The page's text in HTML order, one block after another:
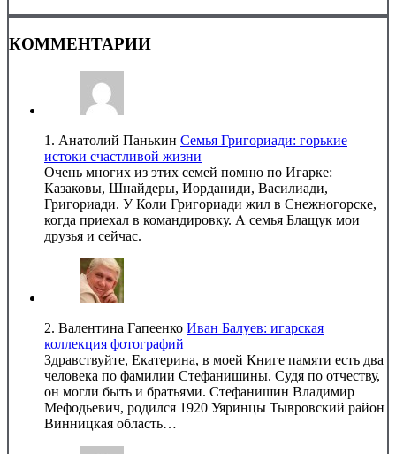
КОММЕНТАРИИ
1. Анатолий Панькин Семья Григориади: горькие
истоки счастливой жизни
Очень многих из этих семей помню по Игарке:
Казаковы, Шнайдеры, Иорданиди, Василиади,
Григориади. У Коли Григориади жил в Снежногорске,
когда приехал в командировку. А семья Блащук мои
друзья и сейчас.
2. Валентина Гапеенко Иван Балуев: игарская
коллекция фотографий
Здравствуйте, Екатерина, в моей Книге памяти есть два
человека по фамилии Стефанишины. Судя по отчеству,
он могли быть и братьями. Стефанишин Владимир
Мефодьевич, родился 1920 Уяринцы Тывровский район
Винницкая область…